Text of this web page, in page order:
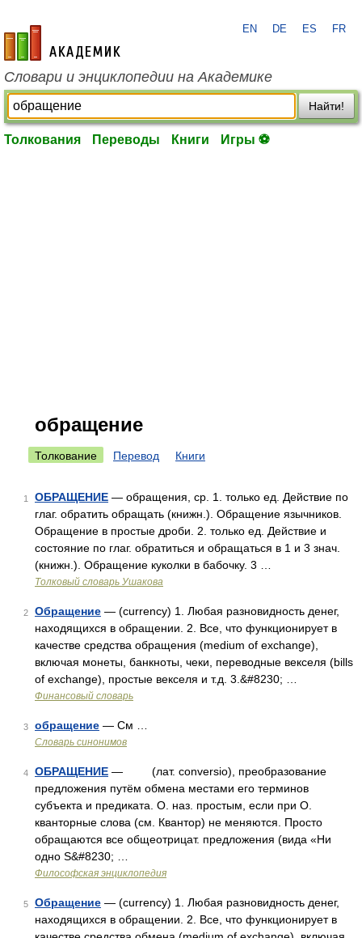
academic.ru
EN DE ES FR
Словари и энциклопедии на Академике
Найти!
Толкования Переводы Книги Игры ⚽
обращение
Толкование Перевод Книги
1 ОБРАЩЕНИЕ — обращения, ср. 1. только ед. Действие по
глаг. обратить обращать (книжн.). Обращение язычников.
Обращение в простые дроби. 2. только ед. Действие и
состояние по глаг. обратиться и обращаться в 1 и 3 знач.
(книжн.). Обращение куколки в бабочку. 3 …
Толковый словарь Ушакова
2 Обращение — (currency) 1. Любая разновидность денег,
находящихся в обращении. 2. Все, что функционирует в
качестве средства обращения (medium of exchange),
включая монеты, банкноты, чеки, переводные векселя (bills
of exchange), простые векселя и т.д. 3.&#8230; …
Финансовый словарь
3 обращение — См …
Словарь синонимов
4 ОБРАЩЕНИЕ — (лат. conversio), преобразование
предложения путём обмена местами его терминов
субъекта и предиката. О. наз. простым, если при О.
кванторные слова (см. Квантор) не меняются. Просто
обращаются все общеотрицат. предложения (вида «Ни
одно S&#8230; …
Философская энциклопедия
5 Обращение — (currency) 1. Любая разновидность денег,
находящихся в обращении. 2. Все, что функционирует в